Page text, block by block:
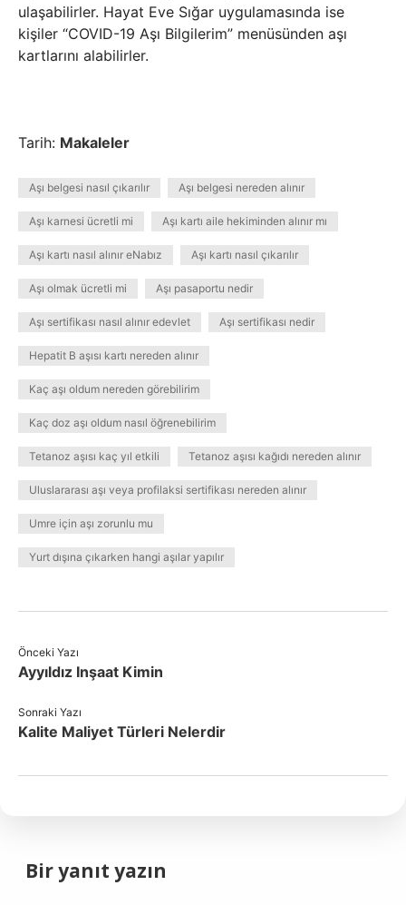
ulaşabilirler. Hayat Eve Sığar uygulamasında ise
kişiler “COVID-19 Aşı Bilgilerim” menüsünden aşı
kartlarını alabilirler.
Tarih: Makaleler
Aşı belgesi nasıl çıkarılır Aşı belgesi nereden alınır
Aşı karnesi ücretli mi Aşı kartı aile hekiminden alınır mı
Aşı kartı nasıl alınır eNabız Aşı kartı nasıl çıkarılır
Aşı olmak ücretli mi Aşı pasaportu nedir
Aşı sertifikası nasıl alınır edevlet Aşı sertifikası nedir
Hepatit B aşısı kartı nereden alınır
Kaç aşı oldum nereden görebilirim
Kaç doz aşı oldum nasıl öğrenebilirim
Tetanoz aşısı kaç yıl etkili Tetanoz aşısı kağıdı nereden alınır
Uluslararası aşı veya profilaksi sertifikası nereden alınır
Umre için aşı zorunlu mu
Yurt dışına çıkarken hangi aşılar yapılır
Önceki Yazı
Ayyıldız Inşaat Kimin
Sonraki Yazı
Kalite Maliyet Türleri Nelerdir
Bir yanıt yazın